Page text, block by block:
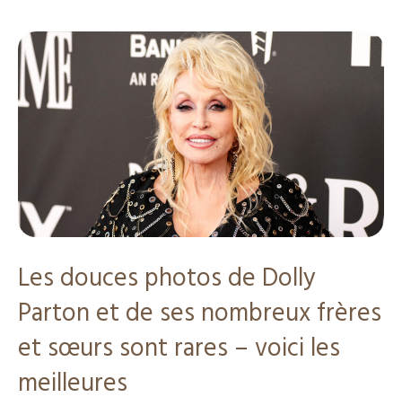
Les douces photos de Dolly
Parton et de ses nombreux frères
et sœurs sont rares – voici les
meilleures